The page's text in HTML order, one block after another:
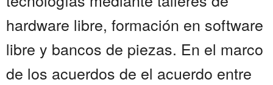
hardware libre, formación en software
libre y bancos de piezas. En el marco
de los acuerdos de el acuerdo entre